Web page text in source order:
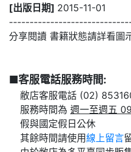
[出版日期] 2015-11-01
分享閱讀 書籍狀態請詳看圖
■客服電話服務時間:
敝店客服電話 (02)
服務時間為 週一至週五
假與國定假日公休
其餘時間請使用線上留言